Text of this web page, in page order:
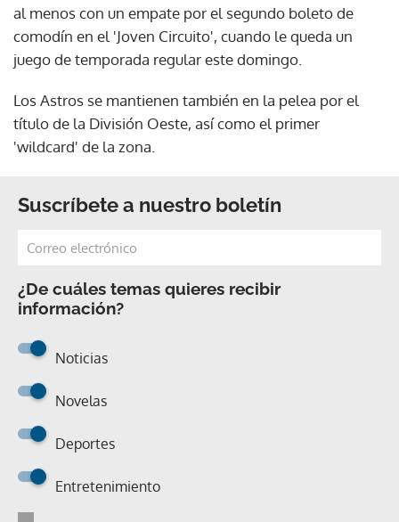
al menos con un empate por el segundo boleto de
comodín en el 'Joven Circuito', cuando le queda un
juego de temporada regular este domingo.
Los Astros se mantienen también en la pelea por el
título de la División Oeste, así como el primer
'wildcard' de la zona.
Suscríbete a nuestro boletín
¿De cuáles temas quieres recibir
información?
Noticias
Novelas
Deportes
Entretenimiento